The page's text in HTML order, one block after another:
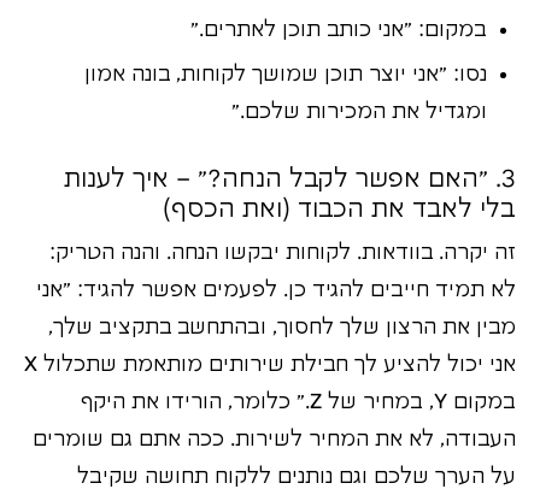
במקום: "אני כותב תוכן לאתרים."
נסו: "אני יוצר תוכן שמושך לקוחות, בונה אמון
ומגדיל את המכירות שלכם."
3. "האם אפשר לקבל הנחה?" – איך לענות
בלי לאבד את הכבוד (ואת הכסף)
זה יקרה. בוודאות. לקוחות יבקשו הנחה. והנה הטריק:
לא תמיד חייבים להגיד כן. לפעמים אפשר להגיד: "אני
מבין את הרצון שלך לחסוך, ובהתחשב בתקציב שלך,
אני יכול להציע לך חבילת שירותים מותאמת שתכלול X
במקום Y, במחיר של Z." כלומר, הורידו את היקף
העבודה, לא את המחיר לשירות. ככה אתם גם שומרים
על הערך שלכם וגם נותנים ללקוח תחושה שקיבל